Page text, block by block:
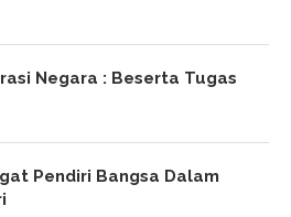
Negara : Beserta Tugas
Pendiri Bangsa Dalam